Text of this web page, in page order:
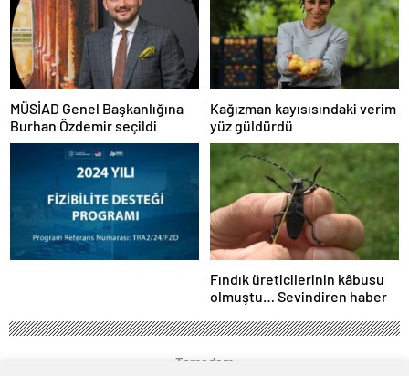
MÜSİAD Genel Başkanlığına
Burhan Özdemir seçildi
Kağızman kayısısındaki verim
yüz güldürdü
Fındık üreticilerinin kâbusu
olmuştu… Sevindiren haber
Temadam